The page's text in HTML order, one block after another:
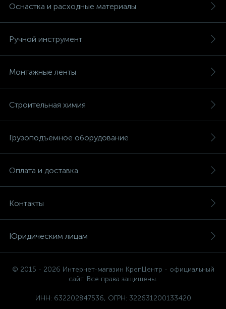
Оснастка и расходные материалы
Ручной инструмент
Монтажные ленты
Строительная химия
Грузоподъемное оборудование
Оплата и доставка
Контакты
Юридическим лицам
© 2015 - 2026 Интернет-магазин КрепЦентр - официальный
сайт. Все права защищены.
ИНН: 632202847536, ОГРН: 322631200133420